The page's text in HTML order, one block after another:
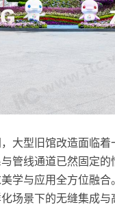
大型旧馆改造面临
管线通道已然固定
学与应用全方位融
场景下的无缝集成